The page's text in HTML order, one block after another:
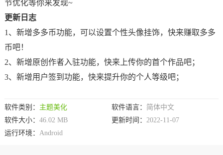
节优化等你来发现~
更新日志
1、新增多多币功能，可以设置个性头像挂饰，快来赚取多多
币吧！
2、新增原创作者入驻功能，快来上传你的首个作品吧；
3、新增用户签到功能，快来提升你的个人等级吧；
软件类别： 主题美化 软件语言： 简体中文
软件大小： 46.02 MB 更新时间： 2022-11-07
运行环境： Android